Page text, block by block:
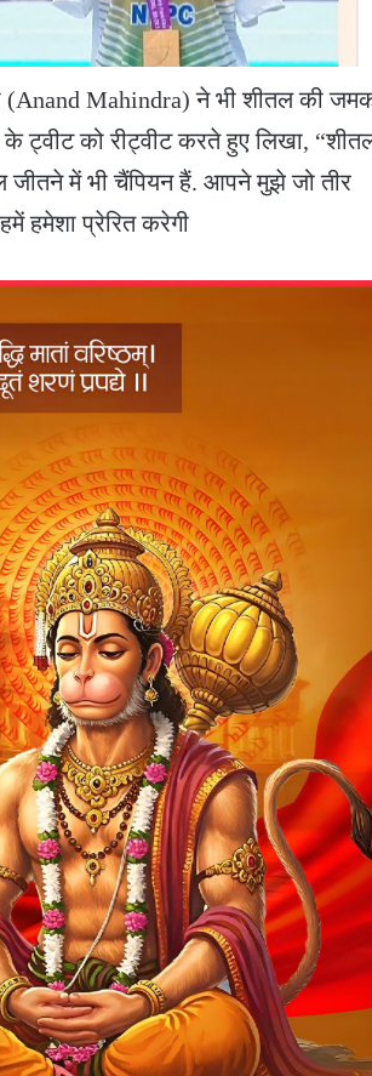
(Anand Mahindra) ने भी शीतल की
के ट्वीट को रीट्वीट करते हुए लिखा,
जीतने में भी चैंपियन हैं. आपने मुझे जो तीर
हमेशा प्रेरित करेगी